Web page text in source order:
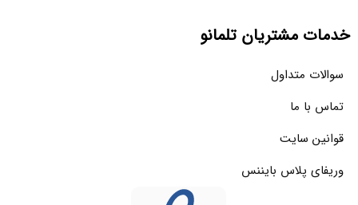
خدمات مشتریان تلمانو
سوالات متداول
تماس با ما
قوانین سایت
وریفای پلاس بایننس